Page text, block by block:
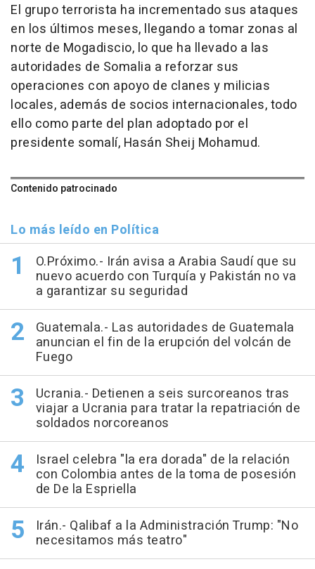
El grupo terrorista ha incrementado sus ataques
en los últimos meses, llegando a tomar zonas al
norte de Mogadiscio, lo que ha llevado a las
autoridades de Somalia a reforzar sus
operaciones con apoyo de clanes y milicias
locales, además de socios internacionales, todo
ello como parte del plan adoptado por el
presidente somalí, Hasán Sheij Mohamud.
Contenido patrocinado
Lo más leído en Política
O.Próximo.- Irán avisa a Arabia Saudí que su
nuevo acuerdo con Turquía y Pakistán no va
a garantizar su seguridad
Guatemala.- Las autoridades de Guatemala
anuncian el fin de la erupción del volcán de
Fuego
Ucrania.- Detienen a seis surcoreanos tras
viajar a Ucrania para tratar la repatriación de
soldados norcoreanos
Israel celebra "la era dorada" de la relación
con Colombia antes de la toma de posesión
de De la Espriella
Irán.- Qalibaf a la Administración Trump: "No
necesitamos más teatro"